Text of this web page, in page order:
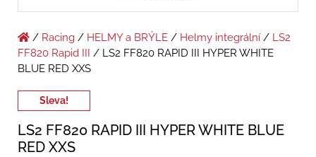
/ Racing / HELMY a BRÝLE / Helmy integrální / LS2
FF820 Rapid III
/ LS2 FF820 RAPID III HYPER WHITE
BLUE RED XXS
Sleva!
LS2 FF820 RAPID III HYPER WHITE BLUE
RED XXS